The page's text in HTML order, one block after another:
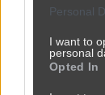
Personal
I want to
personal
Opted In
Kategoria: 📦